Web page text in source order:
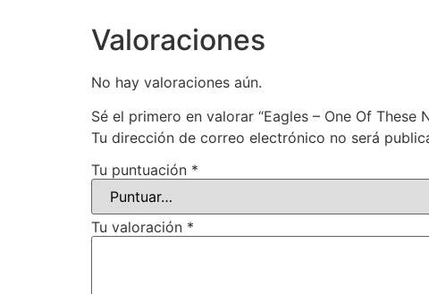
Valoraciones
No hay valoraciones aún.
Sé el primero en valorar “Eagles – One Of These
Tu dirección de correo electrónico no será
Tu puntuación *
Tu valoración *